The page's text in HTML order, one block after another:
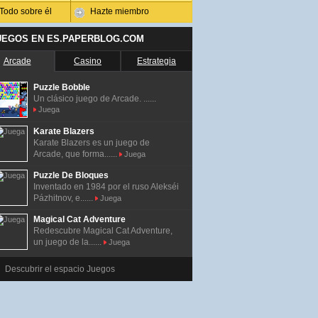
Todo sobre él Hazte miembro
EN ES.PAPERBLOG.COM
Arcade Casino Estrategia
Puzzle Bobble
Un clásico juego de Arcade. ......
Juega
Karate Blazers
Karate Blazers es un juego de
Arcade, que forma......
Juega
Puzzle De Bloques
Inventado en 1984 por el ruso Alekséi
Pázhitnov, e......
Juega
Magical Cat Adventure
Redescubre Magical Cat Adventure,
un juego de la......
Juega
Descubrir el espacio Juegos